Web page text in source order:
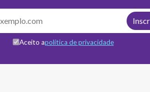
Aceito apolítica de privacidade